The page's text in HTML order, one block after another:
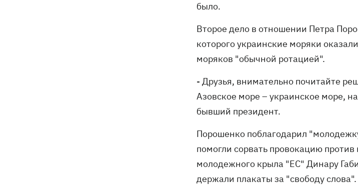
было.
Второе дело в отношении Петра
которого украинские моряки
моряков "обычной ротацией".
- Друзья, внимательно почитайте
Азовское море – украинское море,
бывший президент.
Порошенко поблагодарил
помогли сорвать провокацию
молодежного крыла "ЕС" Динару
держали плакаты за "свободу слова".